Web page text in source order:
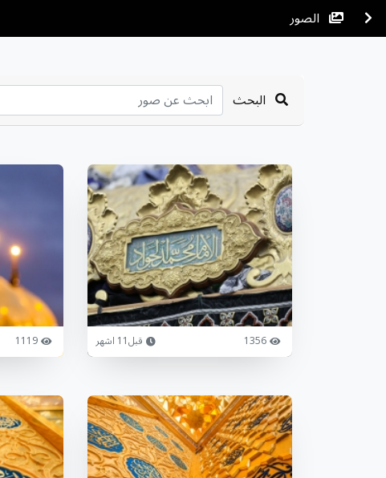
الصور
البحث
1356 قبل11 اشهر 1119